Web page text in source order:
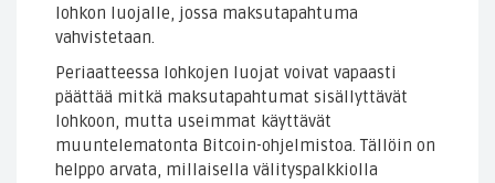
lohkon luojalle, jossa maksutapahtuma
vahvistetaan.
Periaatteessa lohkojen luojat voivat vapaasti
päättää mitkä maksutapahtumat sisällyttävät
lohkoon, mutta useimmat käyttävät
muuntelematonta Bitcoin-ohjelmistoa. Tällöin on
helppo arvata, millaisella välityspalkkiolla